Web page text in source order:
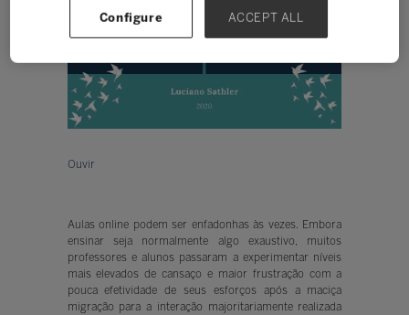
Ouvir
Aulas online podem ser enfadonhas às vezes. Embora
ensinar seja normalmente algo exaustivo, muitos
professores e alunos passaram a experimentar níveis
mais elevados de cansaço e maior frustração com a
pouca efetividade de seus esforços após a maciça
migração para a interação majoritariamente realizada
Configure ACCEPT ALL